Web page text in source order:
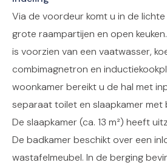
Via de voordeur komt u in de
grote raampartijen en open
is voorzien van een vaatwasser,
combimagnetron en
woonkamer bereikt u de hal met
separaat toilet en slaapkamer met
De slaapkamer (ca. 13 m²) heeft
De badkamer beschikt over een
wastafelmeubel. In de berging